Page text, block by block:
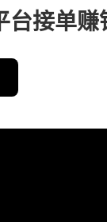
台接单赚